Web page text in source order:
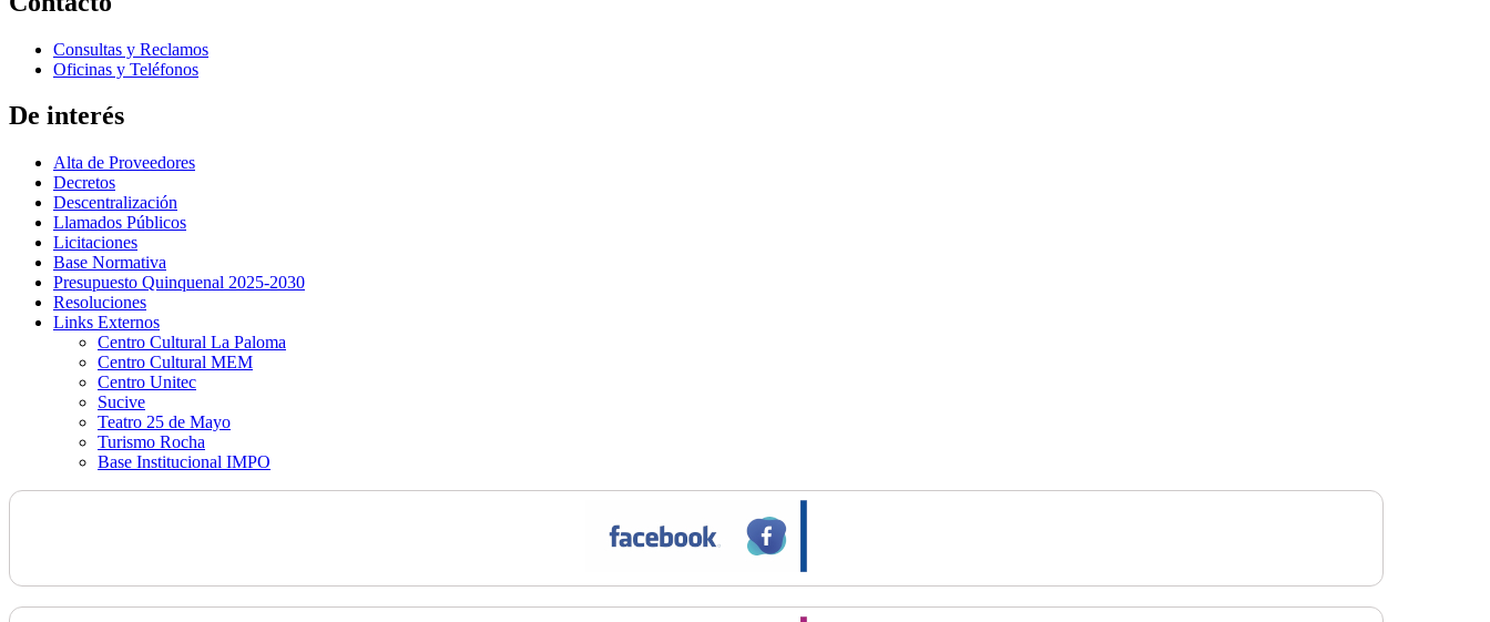
Consultas y Reclamos
Oficinas y Teléfonos
De interés
Alta de Proveedores
Decretos
Descentralización
Llamados Públicos
Licitaciones
Base Normativa
Presupuesto Quinquenal 2025-2030
Resoluciones
Links Externos
Centro Cultural La Paloma
Centro Cultural MEM
Centro Unitec
Sucive
Teatro 25 de Mayo
Turismo Rocha
Base Institucional IMPO